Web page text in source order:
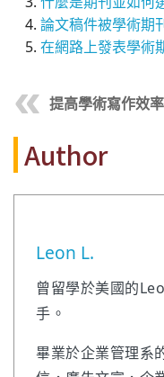
論文稿件被學術期
在網路上發表學術
提高學術寫作效
Author
Leon L.
曾留學於美國的
手。
畢業於企業管理系